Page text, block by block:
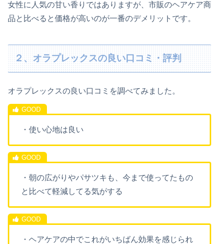
女性に人気の甘い香りではありますが、市販のヘアケア商
品と比べると価格が高いのが一番のデメリットです。
２、オラプレックスの良い口コミ・評判
オラプレックスの良い口コミを調べてみました。
・使い心地は良い
・朝の広がりやパサツキも、今まで使ってたもの
と比べて軽減してる気がする
・ヘアケアの中でこれがいちばん効果を感じられ